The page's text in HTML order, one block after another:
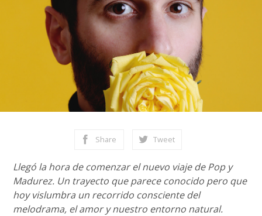
Share Tweet
Llegó la hora de comenzar el nuevo viaje de Pop y
Madurez. Un trayecto que parece conocido pero que
hoy vislumbra un recorrido consciente del
melodrama, el amor y nuestro entorno natural.